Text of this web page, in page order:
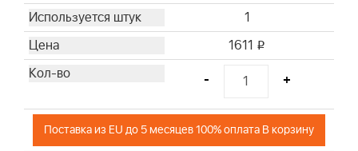
1
1611 i
- +
Поставка из EU до 5 месяцев 100% оплата В корзину